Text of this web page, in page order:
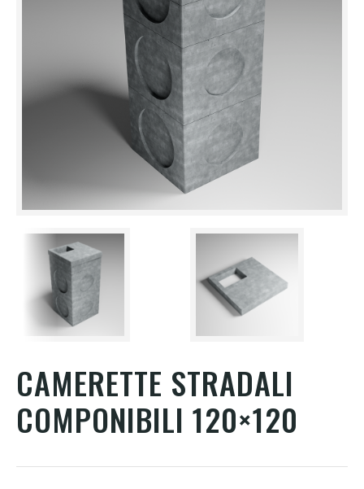
CAMERETTE STRADALI
COMPONIBILI 120×120